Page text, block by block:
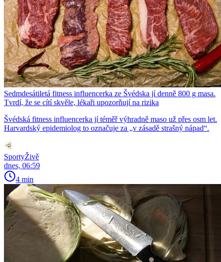
Sedmdesátiletá fitness influencerka ze Švédska jí denně 800 g masa.
Tvrdí, že se cítí skvěle, lékaři upozorňují na rizika
Švédská fitness influencerka jí téměř výhradně maso už přes osm let.
Harvardský epidemiolog to označuje za „v zásadě strašný nápad“.
SportyŽivě
dnes, 06:59
4 min